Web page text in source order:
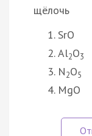
щёлочь
SrO
Al2O3
N2O5
MgO